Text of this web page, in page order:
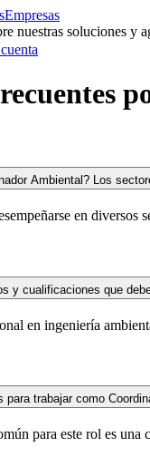
Empresas
nuestras soluciones y
Ambiental? Los
en
y cualificaciones que
en ingeniería
trabajar como
para este rol es